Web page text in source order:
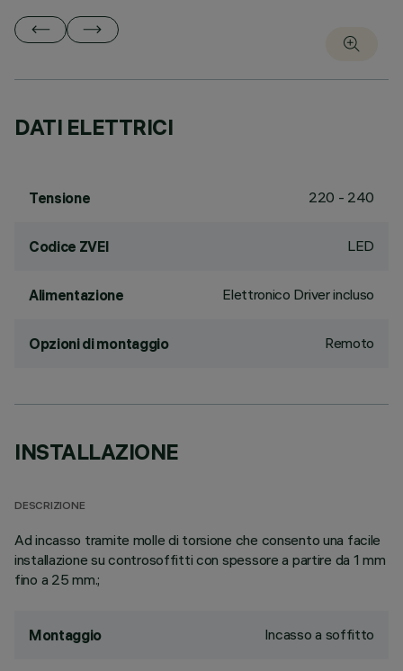
DATI ELETTRICI
Tensione 220 - 240
Codice ZVEI LED
Alimentazione Elettronico Driver incluso
Opzioni di montaggio Remoto
INSTALLAZIONE
DESCRIZIONE
Ad incasso tramite molle di torsione che consento una facile
installazione su controsoffitti con spessore a partire da 1 mm
fino a 25 mm.;
Montaggio Incasso a soffitto